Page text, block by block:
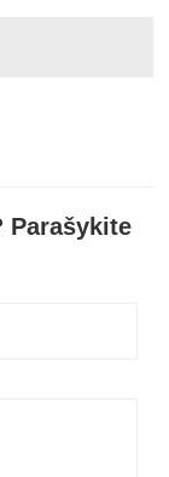
Parašykite